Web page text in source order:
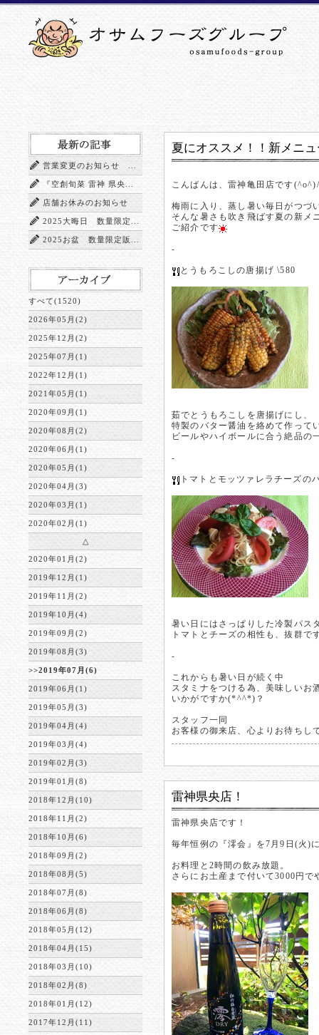
営業変更のお知らせ ...
『空創旬菜 雷神 県央...
店舗お休みのお知らせ
2025大晦日 数量限定...
2025お盆 数量限定販...
すべて(1520)
2026年05月(2)
2025年12月(2)
2025年07月(1)
2022年12月(1)
2021年05月(1)
2020年09月(1)
2020年08月(2)
2020年06月(1)
2020年05月(1)
2020年04月(3)
2020年03月(1)
2020年02月(1)
△
2020年01月(2)
2019年12月(1)
2019年11月(2)
2019年10月(4)
2019年09月(2)
2019年08月(3)
>>2019年07月(6)
2019年06月(1)
2019年05月(3)
2019年04月(4)
2019年03月(4)
2019年02月(3)
2019年01月(8)
2018年12月(10)
2018年11月(2)
2018年10月(6)
2018年09月(2)
2018年08月(5)
2018年07月(8)
2018年06月(8)
2018年05月(12)
2018年04月(15)
2018年03月(10)
2018年02月(8)
2018年01月(12)
2017年12月(11)
夏にオススメ！！新メニ
こんばんは、雷神亀田店です
梅雨に入り、蒸し暑い毎日がつづ
そんな暑さも吹き飛ばす夏の新メ
ご紹介です
-
とうもろこしの唐揚げ \580
茹でとうもろこしを唐揚げにし、
特製のバター醤油を絡めて作って
ビールやハイボールに合う絶品の
-
トマトとモッツァレラチーズの
暑い日にはさっぱりした冷製パス
トマトとチーズの相性も、抜群で
-
これからも暑い日が続く中
スタミナをつける為、美味しいお
いかがですか(*^^*)？
スタッフ一同
お客様の御来店、心よりお待ちし
雷神県央店！
雷神県央店です！
毎年恒例の『澪会』を7月9日(火)
お料理と2時間の飲み放題。
さらにお土産まで付いて3000円で